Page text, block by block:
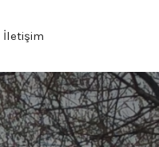
İletişim